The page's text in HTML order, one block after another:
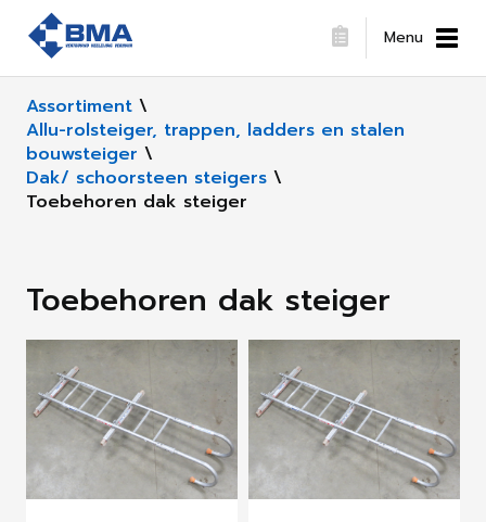
Menu
Assortiment \
Allu-rolsteiger, trappen, ladders en stalen
bouwsteiger \
Dak/ schoorsteen steigers \
Toebehoren dak steiger
Toebehoren dak steiger